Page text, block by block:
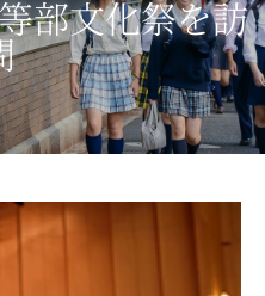
部文化祭を訪